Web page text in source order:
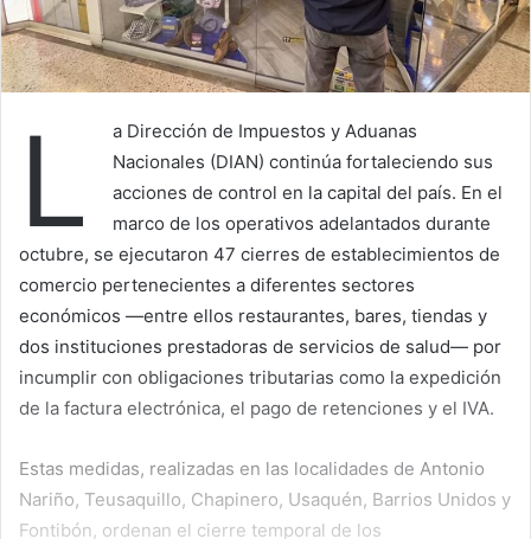
L
a Dirección de Impuestos y Aduanas
Nacionales (DIAN) continúa fortaleciendo sus
acciones de control en la capital del país. En el
marco de los operativos adelantados durante
octubre, se ejecutaron 47 cierres de establecimientos de
comercio pertenecientes a diferentes sectores
económicos —entre ellos restaurantes, bares, tiendas y
dos instituciones prestadoras de servicios de salud— por
incumplir con obligaciones tributarias como la expedición
de la factura electrónica, el pago de retenciones y el IVA.
Estas medidas, realizadas en las localidades de Antonio
Nariño, Teusaquillo, Chapinero, Usaquén, Barrios Unidos y
Fontibón, ordenan el cierre temporal de los